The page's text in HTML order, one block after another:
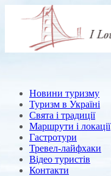
Новини туризму
Туризм в Україні
Свята і традиції
Маршрути і локації
Гастротури
Тревел-лайфхаки
Відео туристів
Контакти